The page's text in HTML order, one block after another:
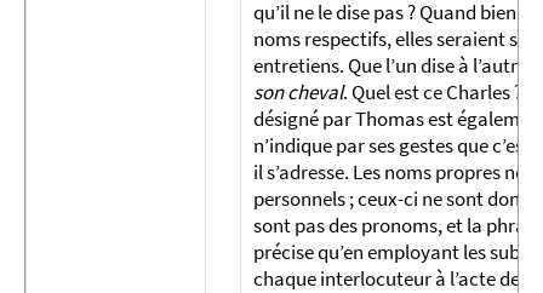
qu’il ne le dise pas ? Quand bien
noms respectifs, elles seraient
entretiens. Que l’un dise à
son cheval. Quel est ce Charles ?
désigné par Thomas est
n’indique par ses gestes que
il s’adresse. Les noms propres
personnels ; ceux-ci ne sont donc
sont pas des pronoms, et la
précise qu’en employant les
chaque interlocuteur à l’acte de